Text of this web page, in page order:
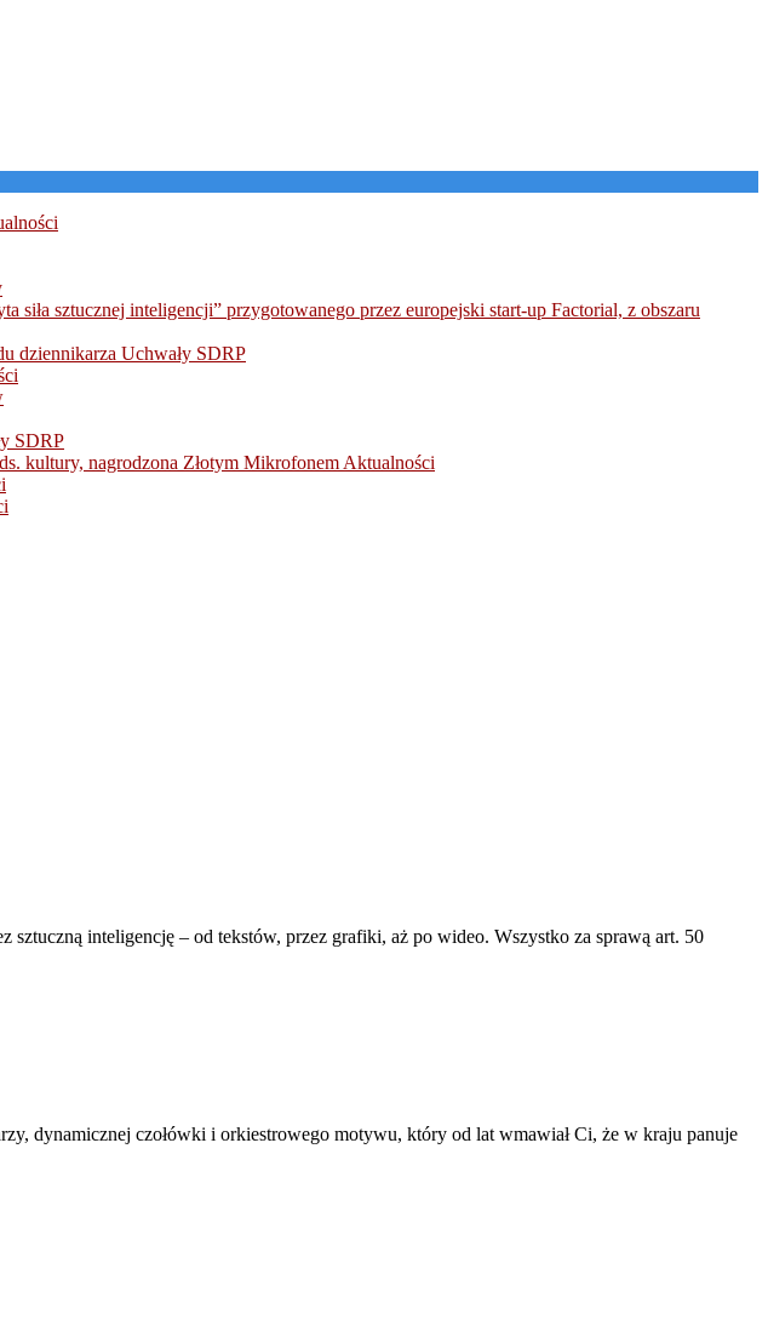
sztucznej inteligencji” przygotowanego przez europejski start-up Factorial, z obszaru
dziennikarza Uchwały SDRP
SDRP
kultury, nagrodzona Złotym Mikrofonem Aktualności
inteligencję – od tekstów, przez grafiki, aż po wideo. Wszystko za sprawą art. 50
dynamicznej czołówki i orkiestrowego motywu, który od lat wmawiał Ci, że w kraju panuje